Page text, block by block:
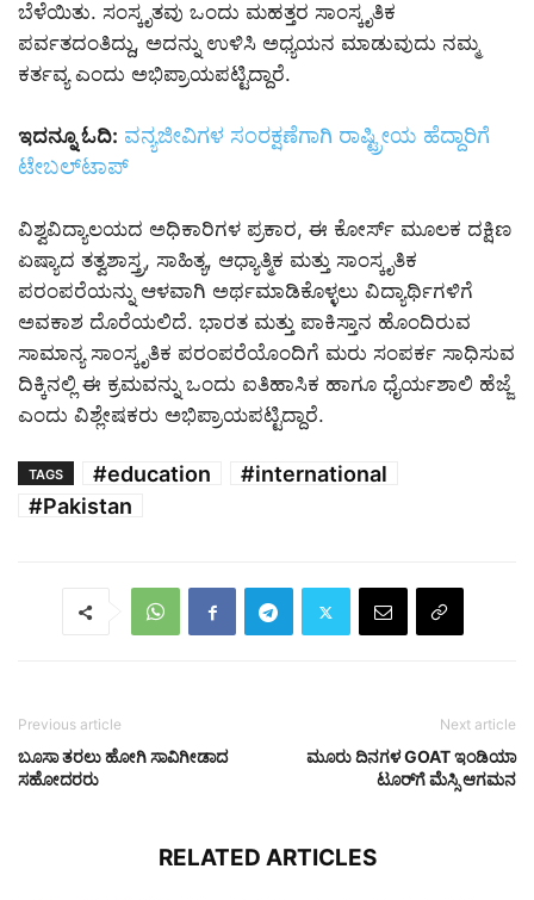
ಬೆಳೆಯಿತು. ಸಂಸ್ಕೃತವು ಒಂದು ಮಹತ್ತರ ಸಾಂಸ್ಕೃತಿಕ
ಪರ್ವತದಂತಿದ್ದು, ಅದನ್ನು ಉಳಿಸಿ ಅಧ್ಯಯನ ಮಾಡುವುದು ನಮ್ಮ
ಕರ್ತವ್ಯ ಎಂದು ಅಭಿಪ್ರಾಯಪಟ್ಟಿದ್ದಾರೆ.
ಇದನ್ನೂ ಓದಿ: ವನ್ಯಜೀವಿಗಳ ಸಂರಕ್ಷಣೆಗಾಗಿ ರಾಷ್ಟ್ರೀಯ ಹೆದ್ದಾರಿಗೆ
ಟೇಬಲ್‌ಟಾಪ್‌
ವಿಶ್ವವಿದ್ಯಾಲಯದ ಅಧಿಕಾರಿಗಳ ಪ್ರಕಾರ, ಈ ಕೋರ್ಸ್‌ ಮೂಲಕ ದಕ್ಷಿಣ
ಏಷ್ಯಾದ ತತ್ವಶಾಸ್ತ್ರ, ಸಾಹಿತ್ಯ, ಆಧ್ಯಾತ್ಮಿಕ ಮತ್ತು ಸಾಂಸ್ಕೃತಿಕ
ಪರಂಪರೆಯನ್ನು ಆಳವಾಗಿ ಅರ್ಥಮಾಡಿಕೊಳ್ಳಲು ವಿದ್ಯಾರ್ಥಿಗಳಿಗೆ
ಅವಕಾಶ ದೊರೆಯಲಿದೆ. ಭಾರತ ಮತ್ತು ಪಾಕಿಸ್ತಾನ ಹೊಂದಿರುವ
ಸಾಮಾನ್ಯ ಸಾಂಸ್ಕೃತಿಕ ಪರಂಪರೆಯೊಂದಿಗೆ ಮರು ಸಂಪರ್ಕ ಸಾಧಿಸುವ
ದಿಕ್ಕಿನಲ್ಲಿ ಈ ಕ್ರಮವನ್ನು ಒಂದು ಐತಿಹಾಸಿಕ ಹಾಗೂ ಧೈರ್ಯಶಾಲಿ ಹೆಜ್ಜೆ
ಎಂದು ವಿಶ್ಲೇಷಕರು ಅಭಿಪ್ರಾಯಪಟ್ಟಿದ್ದಾರೆ.
TAGS #education
#international
#Pakistan
Previous article
ಬೂಸಾ ತರಲು ಹೋಗಿ ಸಾವಿಗೀಡಾದ
ಸಹೋದರರು
Next article
ಮೂರು ದಿನಗಳ GOAT ಇಂಡಿಯಾ
ಟೂರ್‌ಗೆ ಮೆಸ್ಸಿ ಆಗಮನ
RELATED ARTICLES